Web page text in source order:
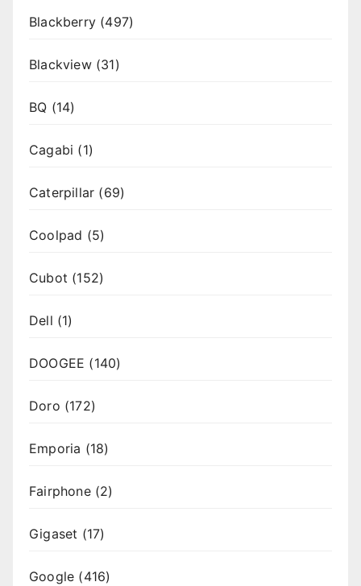
Blackberry (497)
Blackview(31)
BQ (14)
Cagabi (1)
Caterpillar (69)
Coolpad (5)
Cubot (152)
Dell (1)
DOOGEE (140)
Doro (172)
Emporia (18)
Fairphone(2)
Gigaset (17)
Google (416)